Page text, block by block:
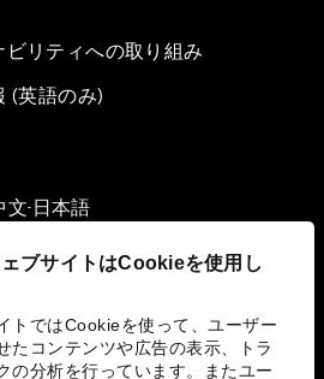
ブサイトはCookieを使用し
トではCookieを使って、ユーザー
たコンテンツや広告の表示、トラ
の分析を行っています。またユー
ビリティへの取り組み
(英語のみ)
文▪ 日本語